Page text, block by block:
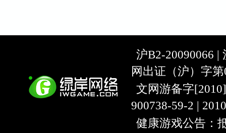
沪B2-20090066 |
网出证（沪）字
文网游备字
900738-59-2 |
健康游戏公告：